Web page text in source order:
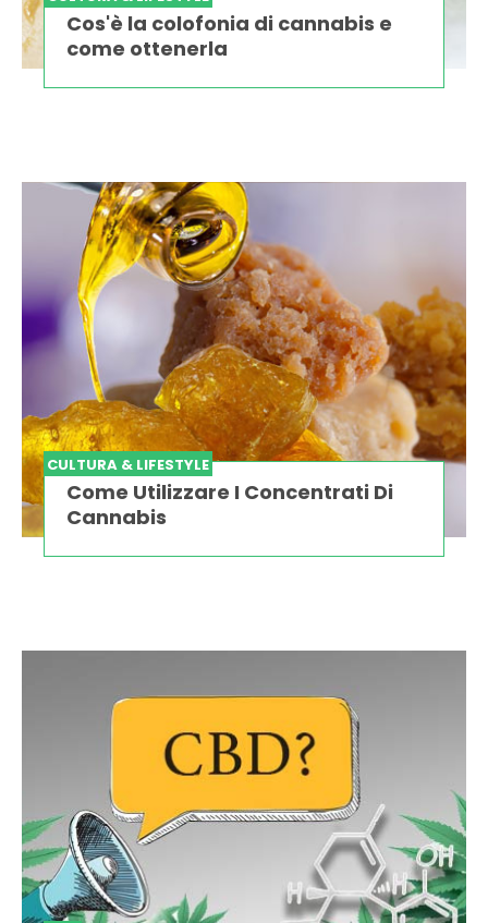
Cos'è la colofonia di cannabis e
come ottenerla
CULTURA & LIFESTYLE
Come Utilizzare I Concentrati Di
Cannabis